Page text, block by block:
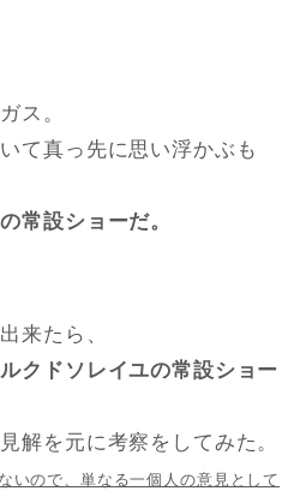
ス。
て真っ先に思い浮かぶも
常設ショーだ。
来たら、
クドソレイユの常設ショー
解を元に考察をしてみた。
いので、単なる一個人の意見として